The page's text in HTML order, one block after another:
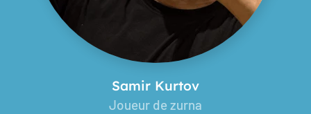
Samir Kurtov
Joueur de zurna